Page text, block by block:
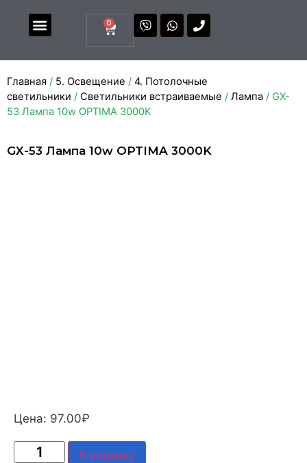
0
Главная / 5. Освещение / 4. Потолочные
светильники / Светильники встраиваемые / Лампа / GX-
53 Лампа 10w OPTIMA 3000K
GX-53 Лампа 10w OPTIMA 3000K
Цена: 97.00₽
В корзину